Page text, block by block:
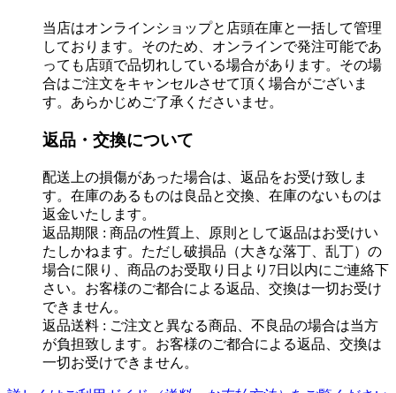
当店はオンラインショップと店頭在庫と一括して管理
しております。そのため、オンラインで発注可能であ
っても店頭で品切れしている場合があります。その場
合はご注文をキャンセルさせて頂く場合がございま
す。あらかじめご了承くださいませ。
返品・交換について
配送上の損傷があった場合は、返品をお受け致しま
す。在庫のあるものは良品と交換、在庫のないものは
返金いたします。
返品期限 : 商品の性質上、原則として返品はお受けい
たしかねます。ただし破損品（大きな落丁、乱丁）の
場合に限り、商品のお受取り日より7日以内にご連絡下
さい。お客様のご都合による返品、交換は一切お受け
できません。
返品送料 : ご注文と異なる商品、不良品の場合は当方
が負担致します。お客様のご都合による返品、交換は
一切お受けできません。